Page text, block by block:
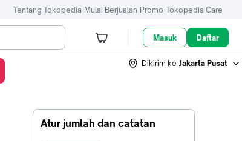
Tentang Tokopedia Mulai Berjualan Promo Tokopedia Care
Masuk Daftar
Dikirim ke Jakarta Pusat
Atur jumlah dan catatan